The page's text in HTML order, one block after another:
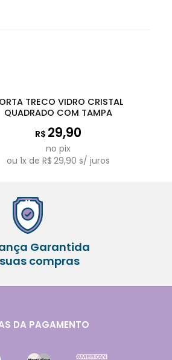
TRECO VIDRO CRISTAL
QUADRADO COM TAMPA
R$ 29,90
no pix
ou1x deR$ 29,90 s/ juros
Garantida
compras
DA PAGAMENTO